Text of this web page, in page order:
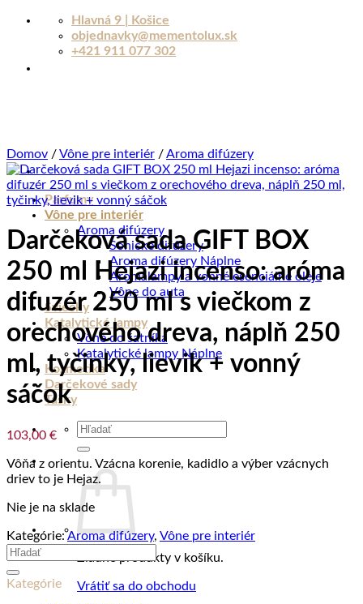
Skip
Hlavná 9 | Košice
objednavky@mementolux.sk
+421 911 077 302
Parfumy
Vône pre interiér
Aroma difúzery
Sonické difúzery
Aroma difúzery Náplne
Aromalampy a vonné esenciálne oleje
Vône do auta
Sviečky
Katalytické lampy
Vône do šatníka
Katalytické lampy Náplne
Kozmetika
Darčekové sady
Tašky
Hľadať:
Žiadne produkty v košíku.
Vrátiť sa do obchodu
Domov /Vône pre interiér /Aroma difúzery
Darčeková sada GIFT BOX
250 ml Hejazi incenso: aróma
difuzér 250 ml s viečkom z
orechového dreva, náplň 250
ml, tyčinky, lievik + vonný
sáčok
103,00 €
Vôňa z orientu. Vzácna korenie, kadidlo a výber vzácnych
driev to je Hejaz.
Nie je na sklade
Kategórie:Aroma difúzery, Vône pre interiér
Hľadať:
Kategórie